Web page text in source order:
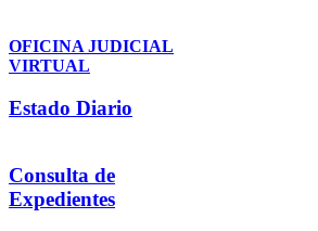
OFICINA JUDICIAL
VIRTUAL
Estado Diario
Consulta de
Expedientes